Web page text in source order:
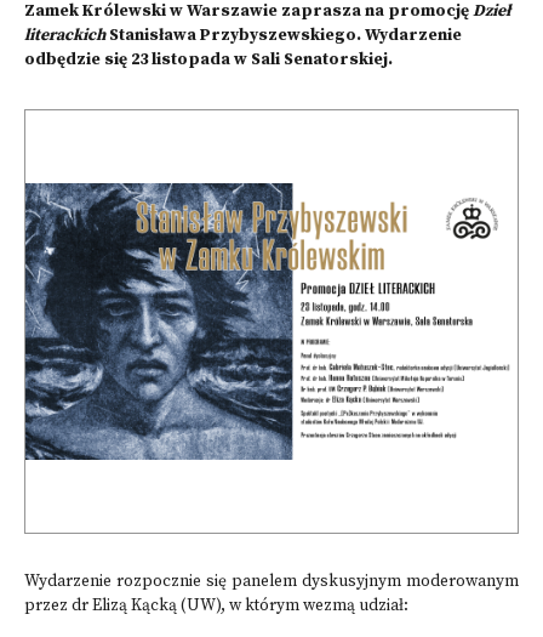
Zamek Królewski w Warszawie zaprasza na promocjęDzieł
literackichStanisława Przybyszewskiego. Wydarzenie
odbędzie się 23 listopada w Sali Senatorskiej.
Wydarzenie rozpocznie się panelem dyskusyjnym moderowanym
przez dr Elizą Kącką (UW), w którym wezmą udział: